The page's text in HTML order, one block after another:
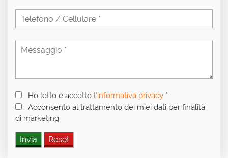
Ho letto e accetto l'informativa privacy *
Acconsento al trattamento dei miei dati per finalità
di marketing